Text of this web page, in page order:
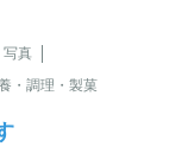
写真
・調理・製菓